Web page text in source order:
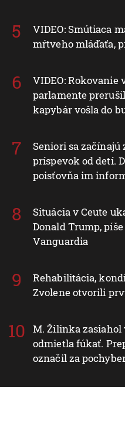
VIDEO: Smútiaca
mŕtveho mláďaťa,
VIDEO:
parlamente
kapybár vošla do
Seniori sa
príspevok od detí.
poisťovňa im
Situácia v Ceute
Donald Trump,
Vanguardia
Rehabilitácia,
Zvolene otvorili
M. Žilinka zasiahol
odmietla fúkať.
označil za